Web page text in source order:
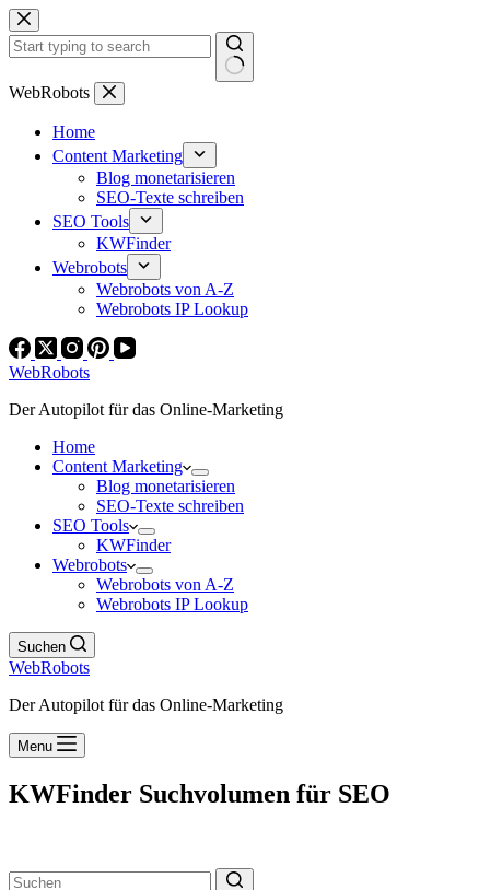
Zum
Inhalt
springen
Keine
WebRobots
Home
Content Marketing
Blog monetarisieren
SEO-Texte schreiben
SEO Tools
KWFinder
Webrobots
Webrobots von A-Z
Webrobots IP Lookup
WebRobots
Der Autopilot für das Online-Marketing
Home
Content Marketing
Blog monetarisieren
SEO-Texte schreiben
SEO Tools
KWFinder
Webrobots
Webrobots von A-Z
Webrobots IP Lookup
Suchen
WebRobots
Der Autopilot für das Online-Marketing
Menu
KWFinder Suchvolumen für SEO